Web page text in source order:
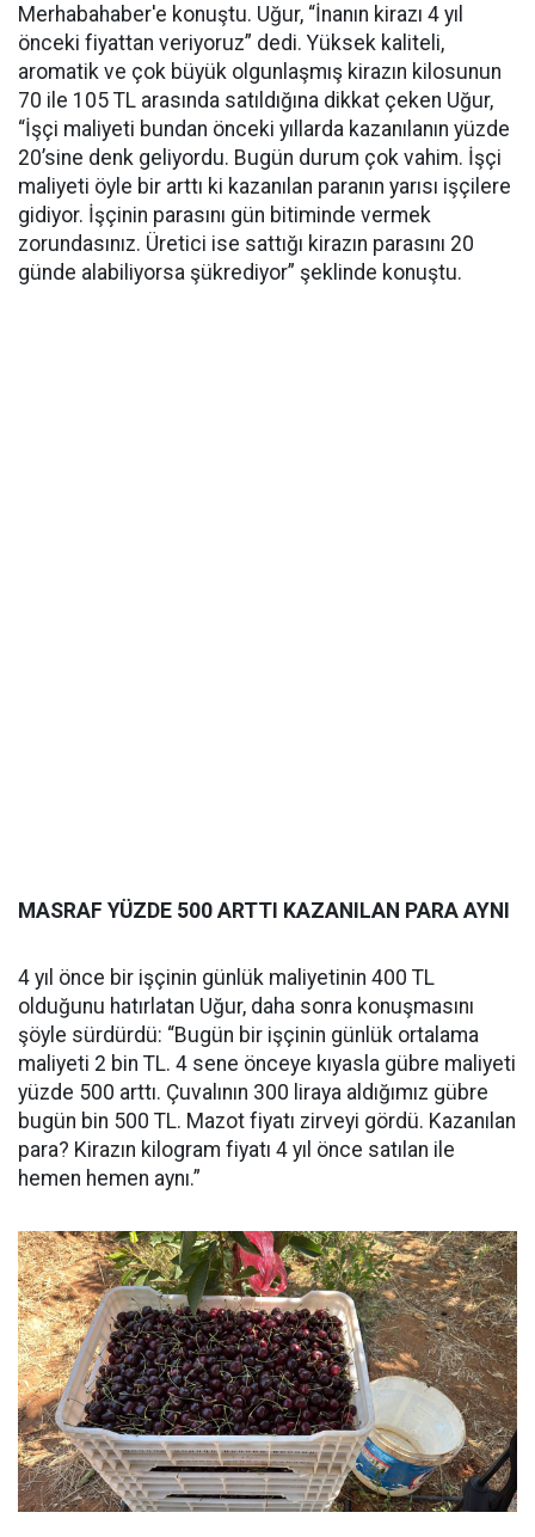
Merhabahaber'e konuştu. Uğur, “İnanın kirazı 4 yıl
önceki fiyattan veriyoruz” dedi. Yüksek kaliteli,
aromatik ve çok büyük olgunlaşmış kirazın kilosunun
70 ile 105 TL arasında satıldığına dikkat çeken Uğur,
“İşçi maliyeti bundan önceki yıllarda kazanılanın yüzde
20’sine denk geliyordu. Bugün durum çok vahim. İşçi
maliyeti öyle bir arttı ki kazanılan paranın yarısı işçilere
gidiyor. İşçinin parasını gün bitiminde vermek
zorundasınız. Üretici ise sattığı kirazın parasını 20
günde alabiliyorsa şükrediyor” şeklinde konuştu.
MASRAF YÜZDE 500 ARTTI KAZANILAN PARA AYNI
4 yıl önce bir işçinin günlük maliyetinin 400 TL
olduğunu hatırlatan Uğur, daha sonra konuşmasını
şöyle sürdürdü: “Bugün bir işçinin günlük ortalama
maliyeti 2 bin TL. 4 sene önceye kıyasla gübre maliyeti
yüzde 500 arttı. Çuvalının 300 liraya aldığımız gübre
bugün bin 500 TL. Mazot fiyatı zirveyi gördü. Kazanılan
para? Kirazın kilogram fiyatı 4 yıl önce satılan ile
hemen hemen aynı.”